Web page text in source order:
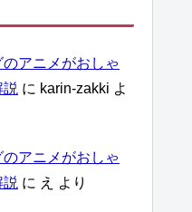
のアニメがおしゃ
に karin-zakki よ
のアニメがおしゃ
に え より